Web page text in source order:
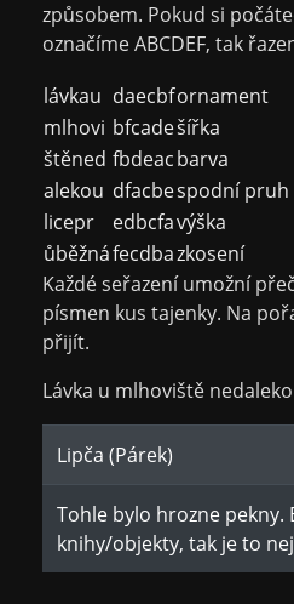
způsobem. Pokud si
označíme ABCDEF, tak
lávkau daecbfornament
mlhovi bfcadešířka
štěned fbdeacbarva
alekou dfacbespodní pruh
licepr
edbcfavýška
ůběžnáfecdbazkosení
Každé seřazení umožní
písmen kus tajenky. Na
přijít.
Lávka u mlhoviště
Lipča (Párek)
Tohle bylo hrozne pekny.
knihy/objekty, tak je to